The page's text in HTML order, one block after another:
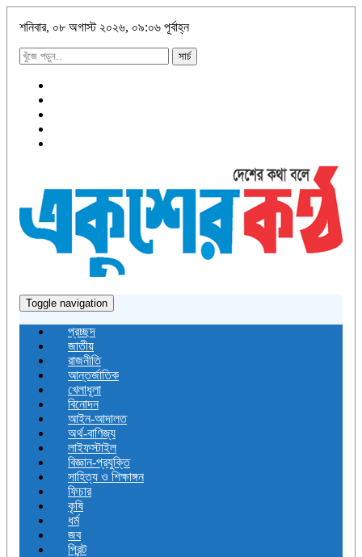
শনিবার, ০৮ অগাস্ট ২০২৬, ০৯:০৬ পূর্বাহ্ন
সার্চ
Toggle navigation
প্রচ্ছদ
জাতীয়
রাজনীতি
আন্তর্জাতিক
খেলাধূলা
বিনোদন
আইন-আদালত
অর্থ-বাণিজ্য
লাইফস্টাইল
বিজ্ঞান-প্রযুক্তি
সাহিত্য ও শিক্ষাঙ্গন
ফিচার
কৃষি
ধর্ম
জব
প্রিন্ট